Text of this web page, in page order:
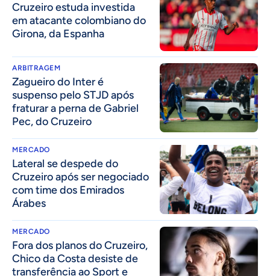
Cruzeiro estuda investida
em atacante colombiano do
Girona, da Espanha
ARBITRAGEM
Zagueiro do Inter é
suspenso pelo STJD após
fraturar a perna de Gabriel
Pec, do Cruzeiro
MERCADO
Lateral se despede do
Cruzeiro após ser negociado
com time dos Emirados
Árabes
MERCADO
Fora dos planos do Cruzeiro,
Chico da Costa desiste de
transferência ao Sport e